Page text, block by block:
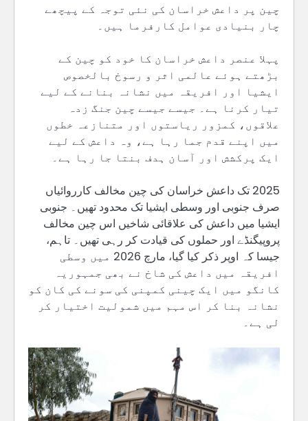
چین پر داعش خراسان کی نئی توجہ کے پیچھے
چار بنیادی عوامل کارفرما ہیں۔
پہلا عنصر داعش خراسان کا خود کو چین کے
بڑھتے ہوئے عالمی اثر و رسوخ بالخصوص
ایشیا اور افریقہ میں نشانہ بنانے کے لیے
تیار کرنا ہے۔ جیسے جیسے چین جنگ زدہ
علاقوں، کمزور ریاستوں اور متنازعہ خطوں
میں اپنے قدم جما رہا ہے، وہ داعش کے لیے
ایک پرکشش اور آسان ہدف بنتا جا رہا ہے۔
2025 تک داعش خراسان کی چین مخالف کارروائیاں
صرف جنوبی اور وسطی ایشیا تک محدود تھیں۔ جنوبی
ایشیا میں داعش کی علاقائی شاخیں اس چین مخالف
پروپیگنڈے اور حملوں کی قیادت کر رہی تھیں۔ تاہم،
جیسا کہ اوپر ذکر کیا گیا، مارچ 2026 میں وسطی
افریقہ میں داعش کی شاخ نے بھی جمہوریہ
کانگو میں ایک چینی کمپنی کی سونے کی کان کو
نشانہ بنا کر اس مہم میں شمولیت اختیار کر
لی ہے۔